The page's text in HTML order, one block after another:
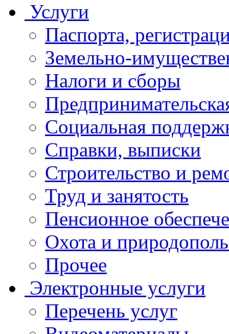
Услуги
Паспорта,
Земельно-
Налоги и сборы
Социальная
Справки, выписки
Строительство и
Труд и занятость
Пенсионное
Охота и
Прочее
Электронные услуги
Перечень услуг